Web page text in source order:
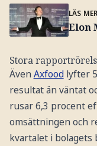
LÄS MER
Elon
Stora
Även Axfoodlyfter
resultat än väntat
rusar 6,3 procent
omsättningen och
kvartalet i bolagets